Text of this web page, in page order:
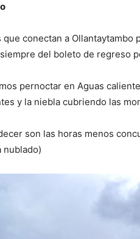
que conectan a
del boleto de regreso
pernoctar en Aguas
y la niebla cubriendo las
son las horas menos
nublado)